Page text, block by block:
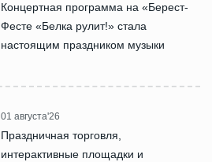
Концертная программа на «Берест-
Фесте «Белка рулит!» стала
настоящим праздником музыки
01 августа'26
Праздничная торговля,
интерактивные площадки и